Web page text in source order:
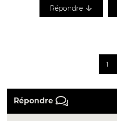
Répondre
1
Répondre